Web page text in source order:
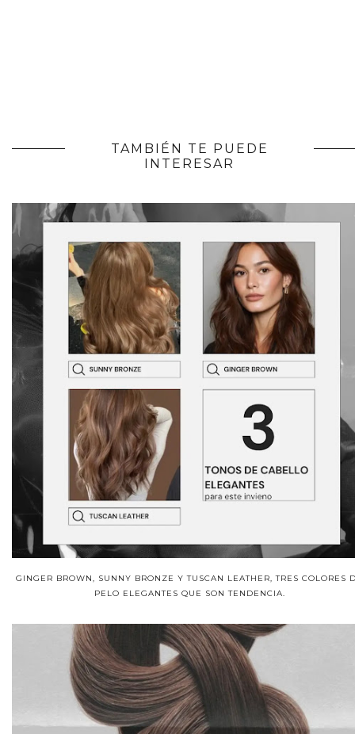
TAMBIÉN TE PUEDE
INTERESAR
GINGER BROWN, SUNNY BRONZE Y TUSCAN LEATHER, TRES COLORES
PELO ELEGANTES QUE SON TENDENCIA.